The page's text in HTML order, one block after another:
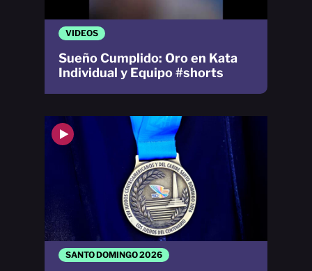
SANTO DOMINGO 2026
VIDEOS
Sueño Cumplido: Oro en Kata
Individual y Equipo #shorts